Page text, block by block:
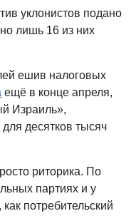
уклонистов подано
лишь 16 из них
ешив налоговых
ещё в конце апреля,
Израиль»,
десятков тысяч
риторика. По
партиях и у
потребительский